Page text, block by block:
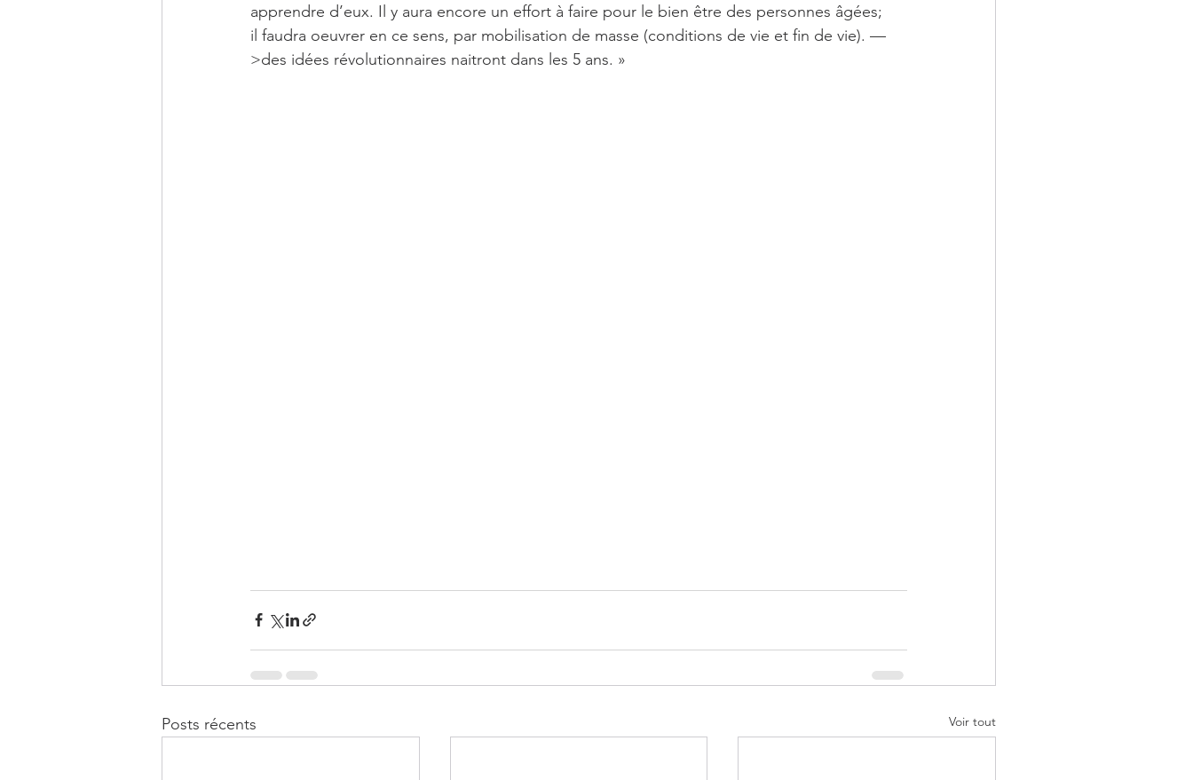
apprendre d’eux. Il y aura encore un effort à faire pour le bien être des personnes âgées;
il faudra oeuvrer en ce sens, par mobilisation de masse (conditions de vie et fin de vie). —
>des idées révolutionnaires naitront dans les 5 ans. »
Posts récents Voir tout